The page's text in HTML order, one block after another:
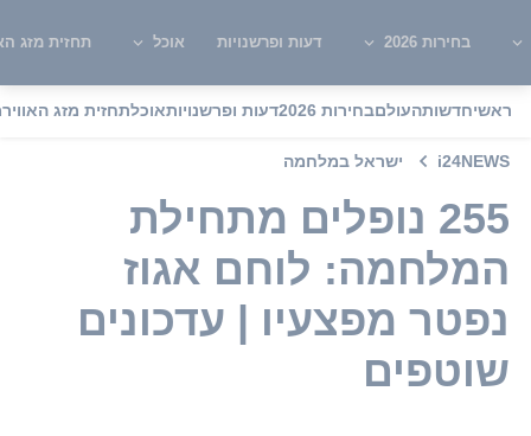
בחירות 2026 דעות ופרשנויות אוכל תחזית מזג
ראשיחדשותהעולםבחירות 2026 דעות ופרשנויותאוכלתחזית מזג האוויר
i24NEWS ישראל במלחמה
255 נופלים מתחילת
המלחמה: לוחם אגוז
נפטר מפצעיו | עדכונים
שוטפים